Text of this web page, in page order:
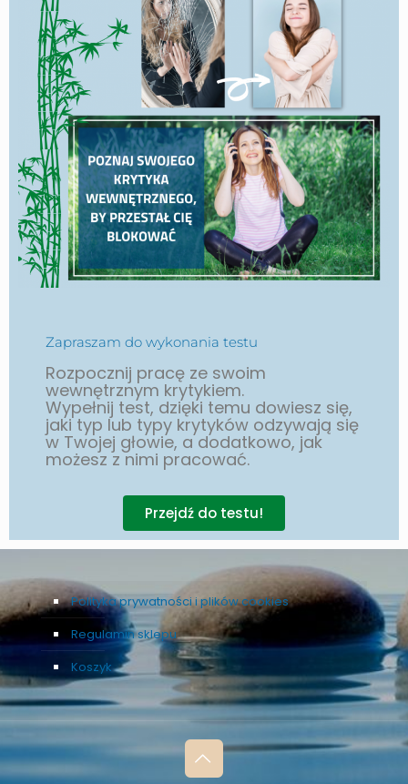
Zapraszam do wykonania testu
Rozpocznij pracę ze swoim
wewnętrznym krytykiem.
Wypełnij test, dzięki temu dowiesz się,
jaki typ lub typy krytyków odzywają się
w Twojej głowie, a dodatkowo, jak
możesz z nimi pracować.
Przejdź do testu!
Polityka prywatności i plików cookies
Regulamin sklepu
Koszyk